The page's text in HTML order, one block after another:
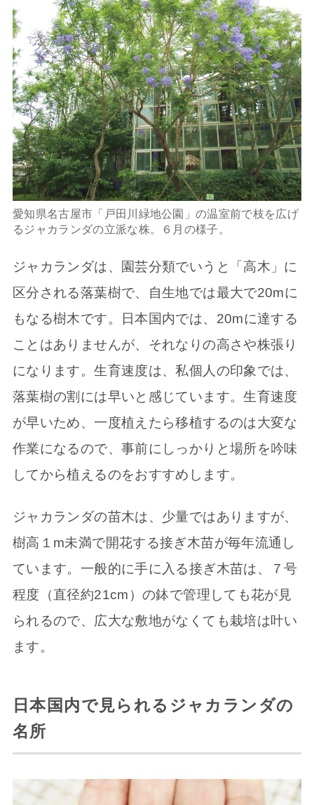
愛知県名古屋市「戸田川緑地公園」の温室前で枝を広げ
るジャカランダの立派な株。６月の様子。
ジャカランダは、園芸分類でいうと「高木」に
区分される落葉樹で、自生地では最大で20mに
もなる樹木です。日本国内では、20mに達する
ことはありませんが、それなりの高さや株張り
になります。生育速度は、私個人の印象では、
落葉樹の割には早いと感じています。生育速度
が早いため、一度植えたら移植するのは大変な
作業になるので、事前にしっかりと場所を吟味
してから植えるのをおすすめします。
ジャカランダの苗木は、少量ではありますが、
樹高１m未満で開花する接ぎ木苗が毎年流通し
ています。一般的に手に入る接ぎ木苗は、７号
程度（直径約21cm）の鉢で管理しても花が見
られるので、広大な敷地がなくても栽培は叶い
ます。
日本国内で見られるジャカランダの
名所